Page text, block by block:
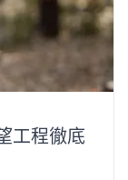
工程徹底